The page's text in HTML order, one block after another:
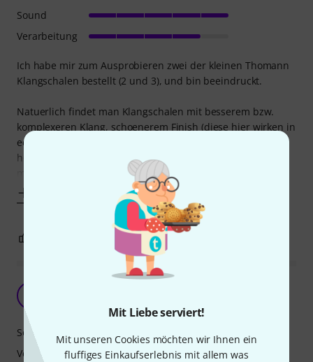
Mit Liebe serviert!
Mit unseren Cookies möchten wir Ihnen ein
fluffiges Einkaufserlebnis mit allem was
Ich habe mir zum Ausprobieren zwei der kleinen Thomann
Klangschalen bestellt (2 und 3), und bin beeindruckt.
Natuerlich findet man Klangschalen mit besserem bzw.
komplexeren Klang, schoenerem Finish (diese hier wirken in
echt etwas "industrieller" als auf den Fotos) und
hochwertigerem Zubehoer (von Kissen und Mallet sollte
man nicht zu viel erwarten, sind
Sound
Verarbeitung
BEWERTUNG MELDEN
Sound
Verarbeitung